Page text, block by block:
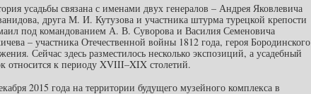
усадьбы связана с именами двух генералов – Андрея Яковлевича
друга М. И. Кутузова и участника штурма турецкой крепости
под командованием А. В. Суворова и Василия Семеновича
– участника Отечественной войны 1812 года, героя Бородинского
Сейчас здесь разместилось несколько экспозиций, а усадебный
относится к периоду XVIII–XIX столетий.
2015 года на территории будущего музейного комплекса в